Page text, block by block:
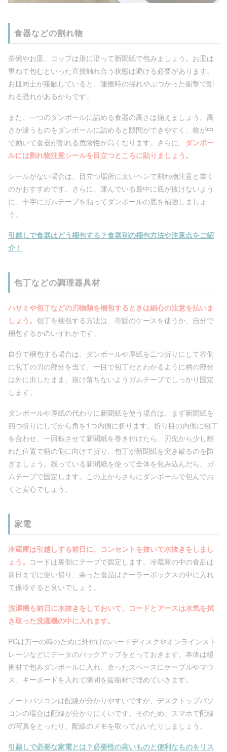
食器などの割れ物
茶碗やお皿、コップは形に沿って新聞紙で包みましょう。お皿は
重ねて包むといった直接触れ合う状態は避ける必要があります。
お皿同士が接触していると、運搬時の揺れやぶつかった衝撃で割
れる恐れがあるからです。
また、一つのダンボールに詰める食器の高さは揃えましょう。高
さが違うものをダンボールに詰めると隙間ができやすく、物が中
で動いて食器が割れる危険性が高くなります。さらに、 ダンボー
ルには割れ物注意シールを目立つところに貼りましょう。
シールがない場合は、目立つ場所に太いペンで割れ物注意と書く
のがおすすめです。さらに、運んでいる最中に底が抜けないよう
に、十字にガムテープを貼ってダンボールの底を補強しましょ
う。
引越しで食器はどう梱包する？食器別の梱包方法や注意点をご紹
介！
包丁などの調理器具材
ハサミや包丁などの刃物類を梱包するときは細心の注意を払いま
しょう。 包丁を梱包する方法は、市販のケースを使うか、自分で
梱包するかのいずれかです。
自分で梱包する場合は、ダンボールや厚紙を二つ折りにして谷側
に包丁の刃の部分を当て、一目で包丁だとわかるように柄の部分
は外に出したまま、抜け落ちないようガムテープでしっかり固定
します。
ダンボールや厚紙の代わりに新聞紙を使う場合は、まず新聞紙を
四つ折りにしてから角を1つ内側に折ります。折り目の内側に包丁
を合わせ、一回転させて新聞紙を巻き付けたら、刃先から少し離
れた位置で柄の側に向けて折り、包丁が新聞紙を突き破るのを防
ぎましょう。残っている新聞紙を使って全体を包み込んだら、ガ
ムテープで固定します。この上からさらにダンボールで包んでお
くと安心でしょう。
家電
冷蔵庫は引越しする前日に、コンセントを抜いて水抜きをしまし
ょう。 コードは裏側にテープで固定します。冷蔵庫の中の食品は
前日までに使い切り、余った食品はクーラーボックスの中に入れ
て保冷すると良いでしょう。
洗濯機も前日に水抜きをしておいて、コードとアースは水気を拭
き取った洗濯機の中に入れます。
PCは万一の時のために外付けのハードディスクやオンラインスト
レージなどにデータのバックアップをとっておきます。本体は緩
衝材で包みダンボールに入れ、余ったスペースにケーブルやマウ
ス、キーボードを入れて隙間を緩衝材で埋めていきます。
ノートパソコンは配線が分かりやすいですが、デスクトップパソ
コンの場合は配線が分かりにくいです。そのため、スマホで配線
の写真をとったり、配線のメモを取っておいたりしましょう。
引越しで必要な家電とは？必要性の高いものと便利なものをリス